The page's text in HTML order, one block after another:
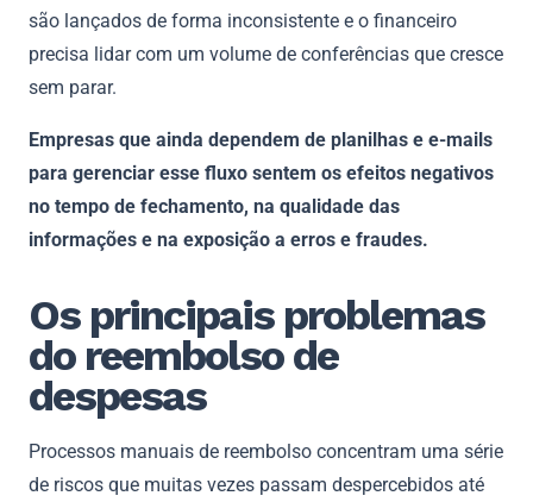
são lançados de forma inconsistente e o financeiro
precisa lidar com um volume de conferências que cresce
sem parar.
Empresas que ainda dependem de planilhas e e-mails
para gerenciar esse fluxo sentem os efeitos negativos
no tempo de fechamento, na qualidade das
informações e na exposição a erros e fraudes.
Os principais problemas
do reembolso de
despesas
Processos manuais de reembolso concentram uma série
de riscos que muitas vezes passam despercebidos até